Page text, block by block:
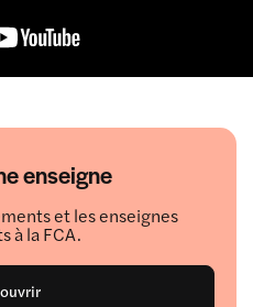
enseigne
et les enseignes
à la FCA.